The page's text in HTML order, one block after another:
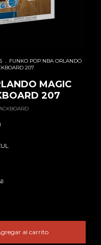
. FUNKO POP NBA ORLANDO
207
MAGIC
207